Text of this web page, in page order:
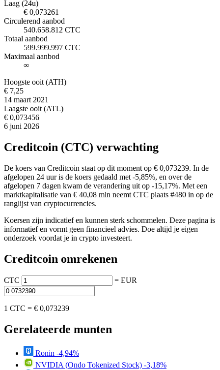
Laag (24u)
€ 0,073261
Circulerend aanbod
540.658.812 CTC
Totaal aanbod
599.999.997 CTC
Maximaal aanbod
∞
Hoogste ooit (ATH)
€ 7,25
14 maart 2021
Laagste ooit (ATL)
€ 0,073456
6 juni 2026
Creditcoin (CTC) verwachting
De koers van Creditcoin staat op dit moment op € 0,073239. In de
afgelopen 24 uur is de koers gedaald met -5,85%, en over de
afgelopen 7 dagen kwam de verandering uit op -15,17%. Met een
marktkapitalisatie van € 40,08 mln neemt CTC plaats #480 in op de
ranglijst van cryptocurrencies.
Koersen zijn indicatief en kunnen sterk schommelen. Deze pagina is
informatief en vormt geen financieel advies. Doe altijd je eigen
onderzoek voordat je in crypto investeert.
Creditcoin omrekenen
CTC = EUR
1 CTC = € 0,073239
Gerelateerde munten
Ronin -4,94%
NVIDIA (Ondo Tokenized Stock) -3,18%